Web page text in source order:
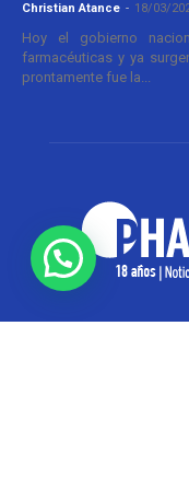
Christian Atance - 18/03/
Hoy el gobierno
farmacéuticas y ya
prontamente fue la...